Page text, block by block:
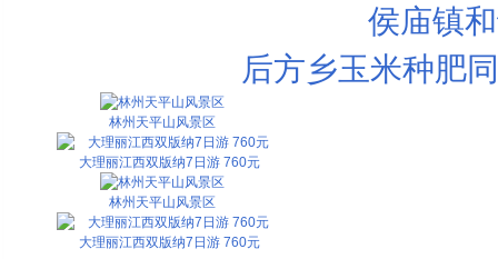
侯庙镇
后方乡玉米种肥
林州天平山风景区
大理丽江西双版纳7日游 760元
林州天平山风景区
大理丽江西双版纳7日游 760元